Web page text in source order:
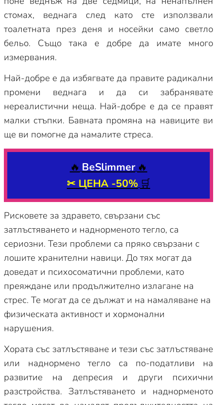
стомах, веднага след като сте използвали
тоалетната през деня и носейки само светло
бельо. Също така е добре да имате много
измервания.
Най-добре е да избягвате да правите радикални
промени веднага и да си забранявате
нереалистични неща. Най-добре е да се правят
малки стъпки. Бавната промяна на навиците ви
ще ви помогне да намалите стреса.
🔥 BeSlimmer 🔥
✂ ЦЕНА -50% 🛒
Рисковете за здравето, свързани със
затлъстяването и наднорменото тегло, са
сериозни. Тези проблеми са пряко свързани с
лошите хранителни навици. До тях могат да
доведат и психосоматични проблеми, като
преяждане или продължително излагане на
стрес. Те могат да се дължат и на намаляване на
физическата активност и хормонални
нарушения.
Хората със затлъстяване и тези със затлъстяване
или наднормено тегло са по-податливи на
развитие на депресия и други психични
разстройства. Затлъстяването и наднорменото